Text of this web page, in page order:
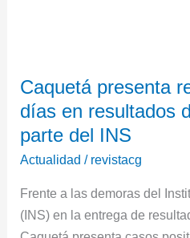
Caquetá presenta
días en resultados
parte del INS
Actualidad / revistacg
Frente a las demoras del
(INS) en la entrega de
presenta
retrasos
de
10
en
resultados